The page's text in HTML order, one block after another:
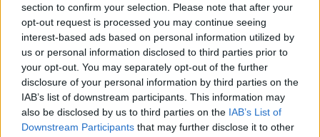
section to confirm your selection. Please note that after your
opt-out request is processed you may continue seeing
interest-based ads based on personal information utilized by
us or personal information disclosed to third parties prior to
your opt-out. You may separately opt-out of the further
disclosure of your personal information by third parties on the
IAB’s list of downstream participants. This information may
also be disclosed by us to third parties on the IAB’s List of
Downstream Participants that may further disclose it to other
Colpo del Tortolì: arriva il centrocampista
figlio d'arte Bruno Conti
1 Ago 2026
L'Ossese in D con lo zoccolo duro: Di Pietro,
Fancellu, Gueli, Nurra, Mainardi e Tapparello
30 Lug 2026